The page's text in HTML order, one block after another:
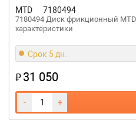
MTD 7180494
7180494 Диск фрикционный
характеристики
Срок 5 дн.
₽31 050
- +